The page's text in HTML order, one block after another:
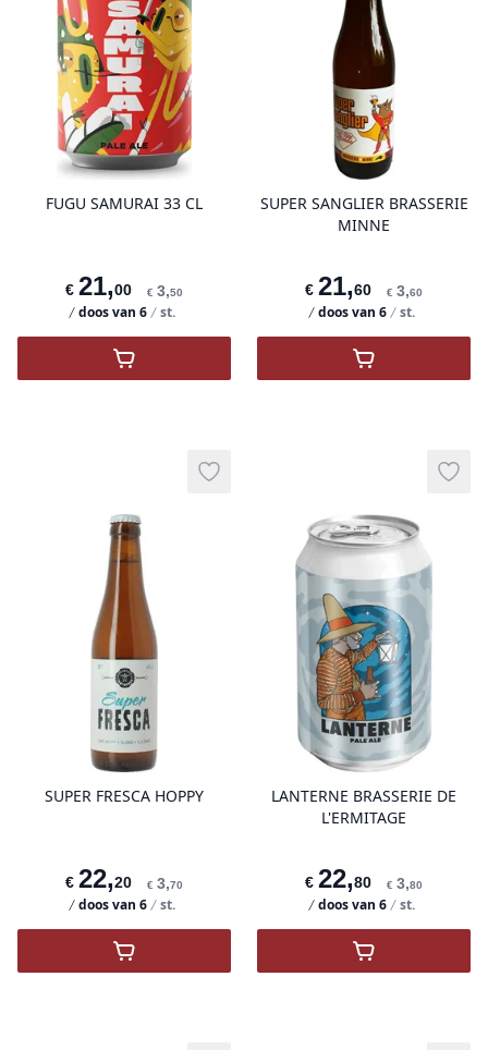
FUGU SAMURAI 33 CL
€ 21,00
doos van 6
€ 3,50
st.
product variant items in cart, view
,FUGU Samurai 33 cl
SUPER SANGLIER BRASSERIE
MINNE
€ 21,60
doos van 6
€ 3,60
st.
,Super
SUPER FRESCA HOPPY
€ 22,20
doos van 6
€ 3,70
st.
Add to wishlist
product variant items in cart, view
,Super Fresca Hoppy
LANTERNE BRASSERIE DE
L'ERMITAGE
€ 22,80
doos van 6
€ 3,80
st.
Add
,Lanterne